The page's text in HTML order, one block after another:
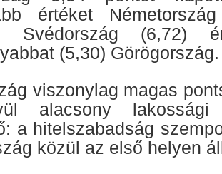
értéket
Svédország
(5,30) Görögország.
viszonylag magas
alacsony lakossági
a hitelszabadság
közül az első helyen